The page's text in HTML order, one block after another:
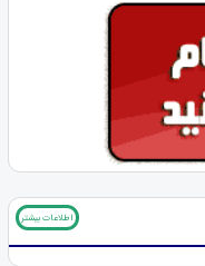
اطلاعات بیشتر